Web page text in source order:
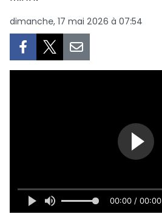
MÉGASTORIE
PHOTO
dimanche, 17 mai 2026 à 07:54
00:00 / 00:00